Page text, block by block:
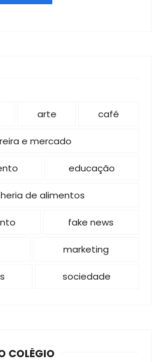
arte café
e mercado
educação
de alimentos
fake news
marketing
sociedade
COLÉGIO